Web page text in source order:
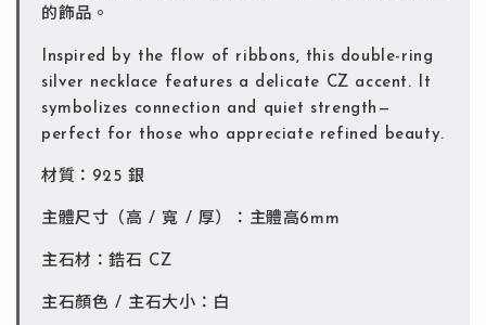
的飾品。
Inspired by the flow of ribbons, this double-ring
silver necklace features a delicate CZ accent. It
symbolizes connection and quiet strength—
perfect for those who appreciate refined beauty.
材質：925 銀
主體尺寸（高 / 寬 / 厚）：主體高6mm
主石材：鋯石 CZ
主石顏色 / 主石大小：白